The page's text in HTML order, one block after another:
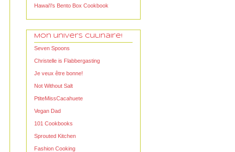
Hawai'i's Bento Box Cookbook
Mon univers Culinaire!
Seven Spoons
Christelle is Flabbergasting
Je veux être bonne!
Not Without Salt
PtiteMissCacahuete
Vegan Dad
101 Cookbooks
Sprouted Kitchen
Fashion Cooking